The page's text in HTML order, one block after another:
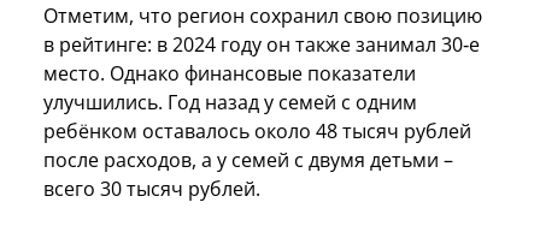
Отметим, что регион сохранил свою позицию
в рейтинге: в 2024 году он также занимал 30‑е
место. Однако финансовые показатели
улучшились. Год назад у семей с одним
ребёнком оставалось около 48 тысяч рублей
после расходов, а у семей с двумя детьми –
всего 30 тысяч рублей.